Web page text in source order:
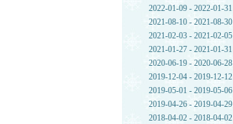
2022-01-09 - 2022-01-31
2021-08-10 - 2021-08-30
2021-02-03 - 2021-02-05
2021-01-27 - 2021-01-31
2020-06-19 - 2020-06-28
2019-12-04 - 2019-12-12
2019-05-01 - 2019-05-06
2019-04-26 - 2019-04-29
2018-04-02 - 2018-04-02